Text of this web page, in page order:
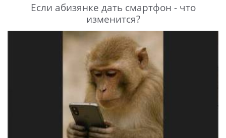
Если абизянке дать смартфон - что
изменится?